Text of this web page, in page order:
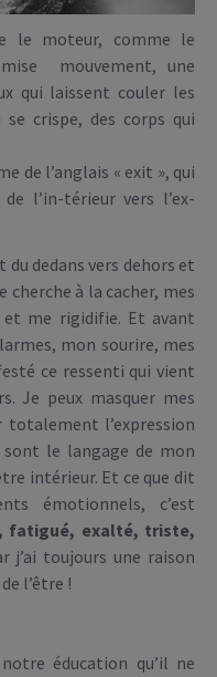
le moteur, comme le
mouvement, une
qui laissent couler les
crispe, des corps qui
de l’anglais « exit », qui
l’in-térieur vers l’ex-
dedans vers dehors et
cherche à la cacher, mes
me rigidifie. Et avant
mon sourire, mes
ce ressenti qui vient
Je peux masquer mes
totalement l’expression
sont le langage de mon
intérieur. Et ce que dit
émotionnels, c’est
fatigué, exalté, triste,
j’ai toujours une raison
l’être !
éducation qu’il ne